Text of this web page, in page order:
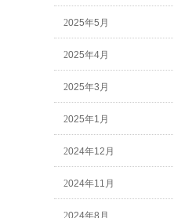
2025年5月
2025年4月
2025年3月
2025年1月
2024年12月
2024年11月
2024年8月